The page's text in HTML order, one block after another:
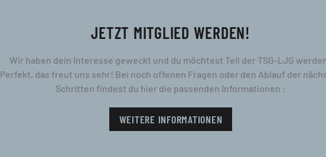
JETZT MITGLIED WERDEN!
Wir haben dein Interesse geweckt und du möchtest Teil der TSG-LJG
Perfekt, das freut uns sehr! Bei noch offenen Fragen oder den Ablauf der
Schritten findest du hier die passenden Informationen :
WEITERE INFORMATIONEN